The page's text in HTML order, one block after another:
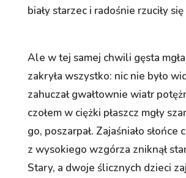
biały starzec i radośnie rzuciły
Ale w tej samej chwili gęsta
zakryła wszystko: nic nie było
zahuczał gwałtownie wiatr
czołem w ciężki płaszcz mgły
go, poszarpał. Zajaśniało słońce
z wysokiego wzgórza zniknął
Stary, a dwoje ślicznych dzieci